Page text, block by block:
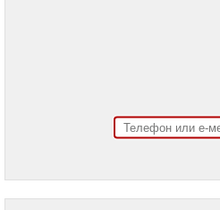
Принтеры